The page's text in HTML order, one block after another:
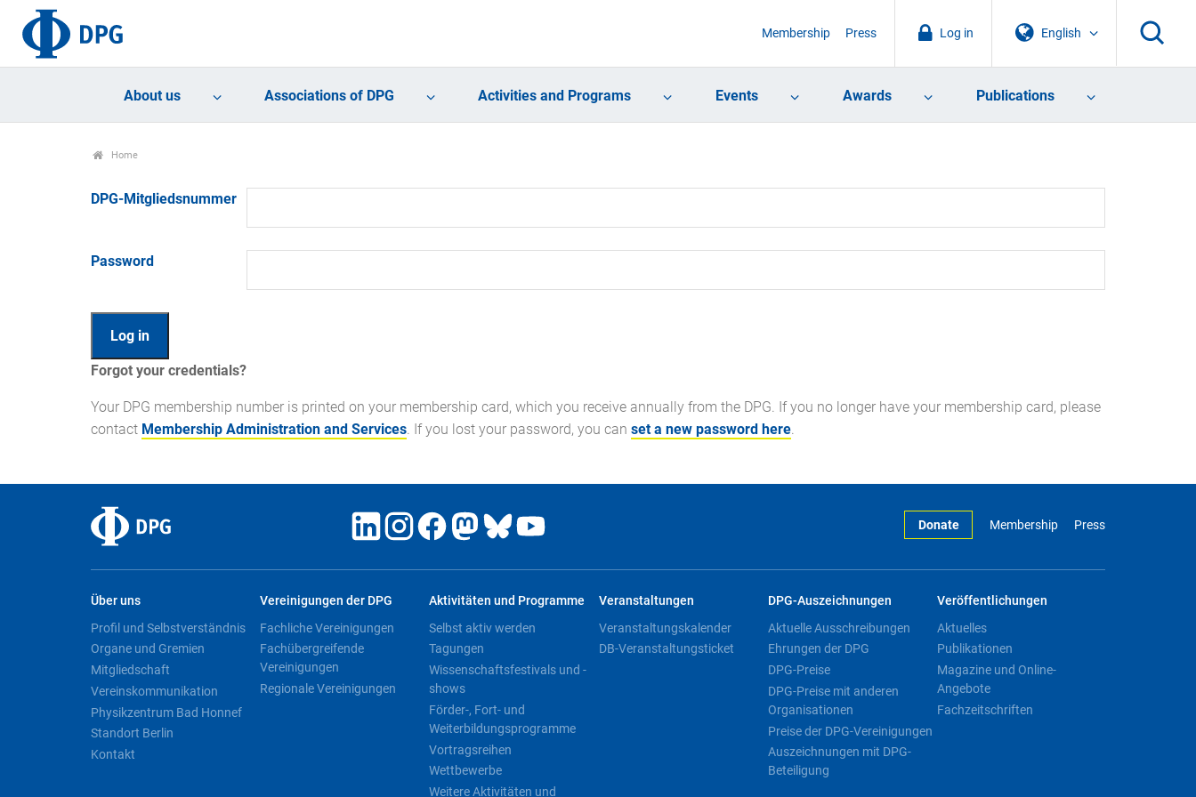
English
Log in
Membership Press
About us Associations of DPG Activities and Programs Events Awards Publications
Home
DPG-Mitgliedsnummer
Password
Forgot your credentials?
Your DPG membership number is printed on your membership card, which you receive annually from the DPG. If you no longer have your membership card, please
contact Membership Administration and Services . If you lost your password, you can set a new password here
Donate Membership Press
Über uns
Profil und Selbstverständnis
Organe und Gremien
Mitgliedschaft
Vereinskommunikation
Physikzentrum Bad Honnef
Standort Berlin
Kontakt
Vereinigungen der DPG
Fachliche Vereinigungen
Fachübergreifende
Vereinigungen
Regionale Vereinigungen
Aktivitäten und Programme
Selbst aktiv werden
Tagungen
Wissenschaftsfestivals und -
shows
Förder-, Fort- und
Weiterbildungsprogramme
Vortragsreihen
Wettbewerbe
Weitere Aktivitäten und
Veranstaltungen
Veranstaltungskalender
DB-Veranstaltungsticket
DPG-Auszeichnungen
Aktuelle Ausschreibungen
Ehrungen der DPG
DPG-Preise
DPG-Preise mit anderen
Organisationen
Preise der DPG-Vereinigungen
Auszeichnungen mit DPG-
Beteiligung
Veröffentlichungen
Aktuelles
Publikationen
Magazine und Online-
Angebote
Fachzeitschriften